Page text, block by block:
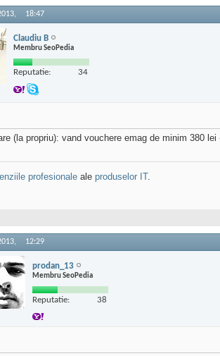
18:47
Claudiu B
Membru SeoPedia
Reputatie: 34
(la propriu): vand vouchere emag de minim 380
profesionale ale produselor IT.
12:29
prodan_13
Membru SeoPedia
Reputatie: 38